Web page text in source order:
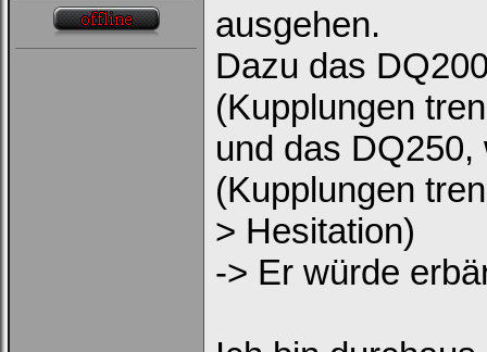
ausgehen.
Dazu das
(Kupplungen
und das
(Kupplungen
> Hesitation)
-> Er würde